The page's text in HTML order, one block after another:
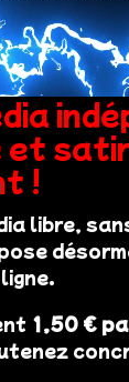
!
libre,
1,50 €